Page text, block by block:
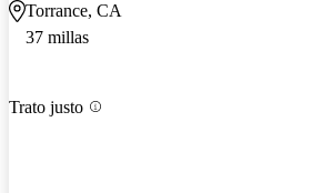
Torrance, CA
37 millas
Trato justo